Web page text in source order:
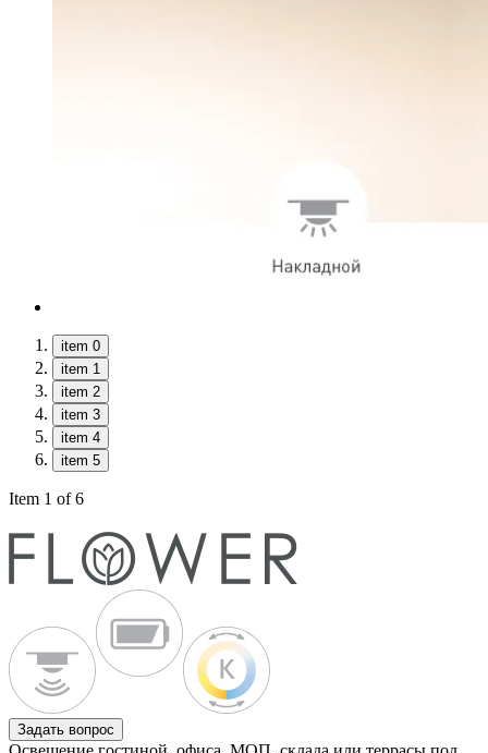
item 0
item 1
item 2
item 3
item 4
item 5
Item 1 of 6
Задать вопрос